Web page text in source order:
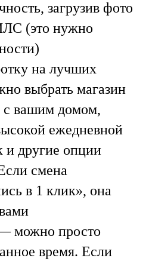
загрузив фото
(это нужно
на лучших
выбрать магазин
с вашим домом,
ежедневной
и другие опции
смена
в 1 клик», она
можно просто
время. Если